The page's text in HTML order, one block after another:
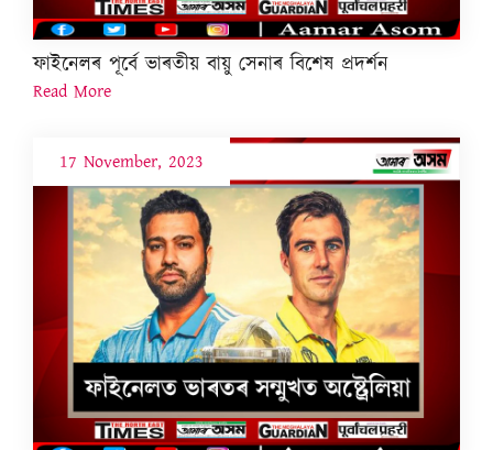
ফাইনেলৰ পূৰ্বে ভাৰতীয় বায়ু সেনাৰ বিশেষ প্ৰদৰ্শন
Read More
17 November, 2023